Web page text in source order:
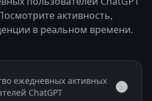
активность,
в реальном времени.
ежедневных активных
ChatGPT
i